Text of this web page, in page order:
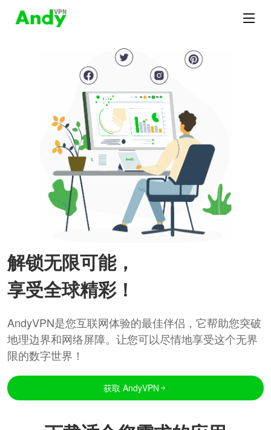
解锁无限可能，
享受全球精彩！
AndyVPN是您互联网体验的最佳伴侣，它帮助您突破
地理边界和网络屏障。让您可以尽情地享受这个无界
限的数字世界！
获取 AndyVPN